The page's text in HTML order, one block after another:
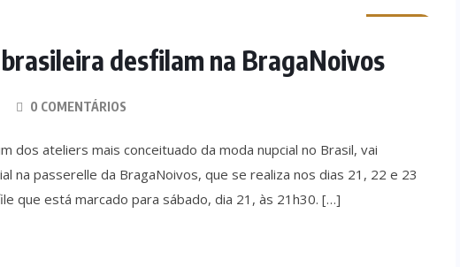
desfilam na BragaNoivos
0 COMENTÁRIOS
dos ateliers mais conceituado da moda nupcial no Brasil, vai
na passerelle da BragaNoivos, que se realiza nos dias 21, 22 e 23
que está marcado para sábado, dia 21, às 21h30. […]